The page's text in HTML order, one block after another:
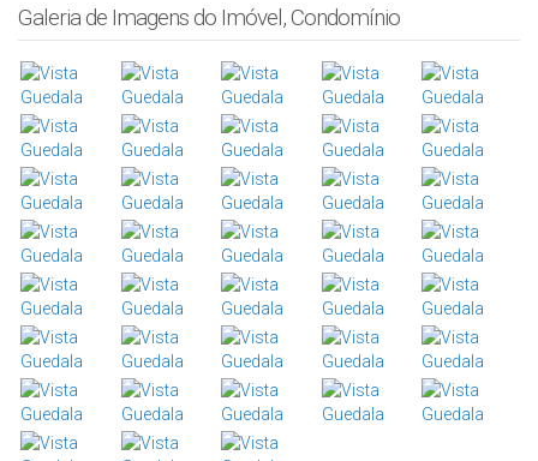
Galeria de Imagens do Imóvel, Condomínio